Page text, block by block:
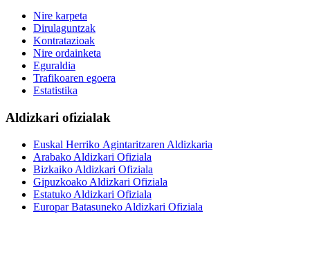
Nire karpeta
Dirulaguntzak
Kontratazioak
Nire ordainketa
Eguraldia
Trafikoaren egoera
Estatistika
Aldizkari ofizialak
Euskal Herriko Agintaritzaren Aldizkaria
Arabako Aldizkari Ofiziala
Bizkaiko Aldizkari Ofiziala
Gipuzkoako Aldizkari Ofiziala
Estatuko Aldizkari Ofiziala
Europar Batasuneko Aldizkari Ofiziala